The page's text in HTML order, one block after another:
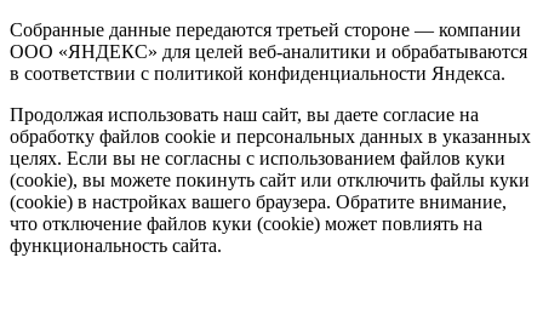
Собранные данные передаются третьей стороне — компании
ООО «ЯНДЕКС» для целей веб-аналитики и обрабатываются
в соответствии с политикой конфиденциальности Яндекса.
Продолжая использовать наш сайт, вы даете согласие на
обработку файлов cookie и персональных данных в указанных
целях. Если вы не согласны с использованием файлов куки
(cookie), вы можете покинуть сайт или отключить файлы куки
(cookie) в настройках вашего браузера. Обратите внимание,
что отключение файлов куки (cookie) может повлиять на
функциональность сайта.